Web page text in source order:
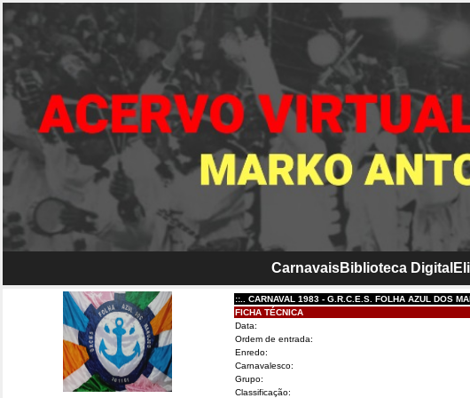
CarnavaisBiblioteca Digital
::.. CARNAVAL 1983 - G.R.C.E.S. FOLHA AZUL DOS
FICHA TÉCNICA
Data:
Ordem de entrada:
Enredo:
Carnavalesco:
Grupo:
Classificação: